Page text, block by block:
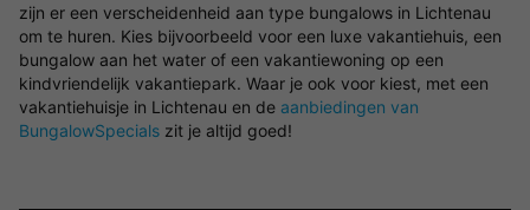
zijn er een verscheidenheid aan type bungalows in Lichtenau
om te huren. Kies bijvoorbeeld voor een luxe vakantiehuis, een
bungalow aan het water of een vakantiewoning op een
kindvriendelijk vakantiepark. Waar je ook voor kiest, met een
vakantiehuisje in Lichtenau en de aanbiedingen van
BungalowSpecials zit je altijd goed!